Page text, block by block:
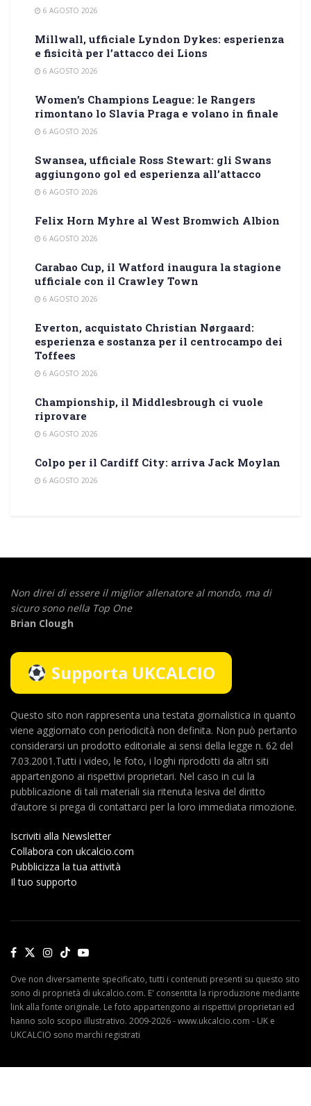
6 AGOSTO 2026
Millwall, ufficiale Lyndon Dykes: esperienza
e fisicità per l’attacco dei Lions
6 AGOSTO 2026
Women’s Champions League: le Rangers
rimontano lo Slavia Praga e volano in finale
6 AGOSTO 2026
Swansea, ufficiale Ross Stewart: gli Swans
aggiungono gol ed esperienza all’attacco
6 AGOSTO 2026
Felix Horn Myhre al West Bromwich Albion
6 AGOSTO 2026
Carabao Cup, il Watford inaugura la stagione
ufficiale con il Crawley Town
6 AGOSTO 2026
Everton, acquistato Christian Nørgaard:
esperienza e sostanza per il centrocampo dei
Toffees
6 AGOSTO 2026
Championship, il Middlesbrough ci vuole
riprovare
6 AGOSTO 2026
Colpo per il Cardiff City: arriva Jack Moylan
6 AGOSTO 2026
Non direi di essere il miglior allenatore al mondo, ma di
sicuro sono nella Top One
Brian Clough
Supporta UKCALCIO
Questo sito non rappresenta una testata giornalistica in quanto
viene aggiornato con periodicità non definita. Non può pertanto
considerarsi un prodotto editoriale ai sensi della legge n. 62 del
7.03.2001.Tutti i video, le foto, i loghi riprodotti da altri siti
appartengono ai rispettivi proprietari. Nel caso in cui la
pubblicazione di tali materiali sia ritenuta lesiva del diritto
d’autore si prega di contattarci per la loro immediata rimozione.
Iscriviti alla Newsletter
Collabora con ukcalcio.com
Pubblicizza la tua attività
Il tuo supporto
Ove non diversamente specificato, tutti i contenuti presenti su questo sito
sono di proprietà di ukcalcio.com. E' consentita la riproduzione mediante
link alla fonte originale. Le foto appartengono ai rispettivi proprietari ed
hanno solo scopo illustrativo. 2009-2026 - www.ukcalcio.com - UK e
UKCALCIO sono marchi registrati